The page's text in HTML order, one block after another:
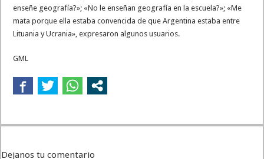
enseñe geografía?»; «No le enseñan geografía en la escuela?»; «Me
mata porque ella estaba convencida de que Argentina estaba entre
Lituania y Ucrania», expresaron algunos usuarios.
GML
Dejanos tu comentario